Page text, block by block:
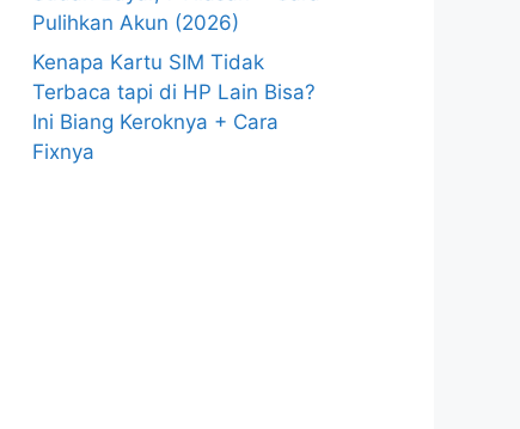
Pulihkan Akun (2026)
Kenapa Kartu SIM Tidak
Terbaca tapi di HP Lain Bisa?
Ini Biang Keroknya + Cara
Fixnya